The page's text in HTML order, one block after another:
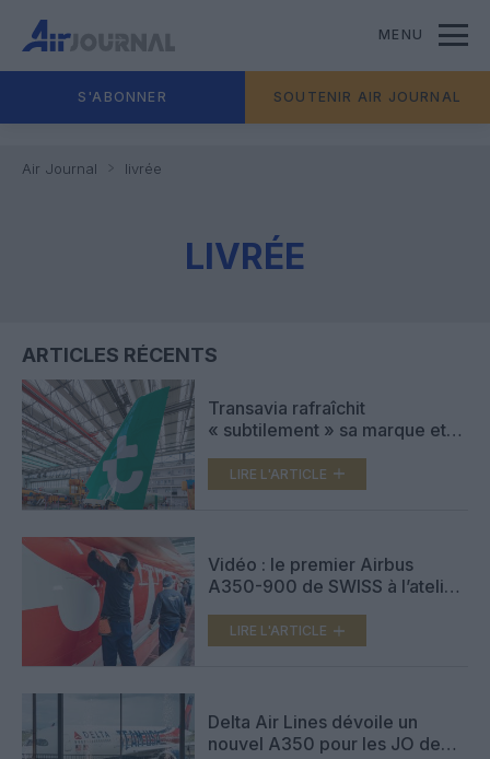
MENU
S'ABONNER SOUTENIR AIR JOURNAL
Air Journal livrée
LIVRÉE
ARTICLES RÉCENTS
Transavia rafraîchit
« subtilement » sa marque et
LIRE L'ARTICLE
Vidéo : le premier Airbus
A350-900 de SWISS à l’atelier
LIRE L'ARTICLE
Delta Air Lines dévoile un
nouvel A350 pour les JO de